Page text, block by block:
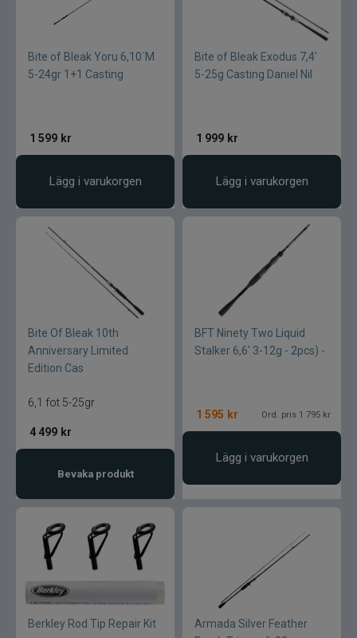
Bite of Bleak Yoru 6,10´M
5-24gr 1+1 Casting
1 599 kr
Lägg i varukorgen
Bite of Bleak Exodus 7,4'
5-25g Casting Daniel Nil
1 999 kr
Lägg i varukorgen
Bite Of Bleak 10th
Anniversary Limited
Edition Cas
6,1 fot 5-25gr
4 499 kr
Bevaka produkt
BFT Ninety Two Liquid
Stalker 6,6' 3-12g - 2pcs) -
1 595 kr Ord. pris 1 795 kr
Lägg i varukorgen
Berkley Rod Tip Repair Kit
Armada Silver Feather